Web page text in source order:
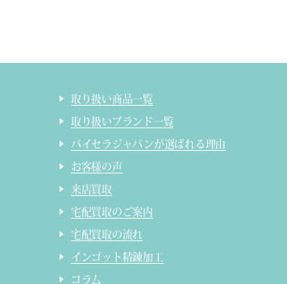
取り扱い商品一覧
取り扱いブランド一覧
バイセラジャパンが選ばれる理由
お客様の声
来店買取
宅配買取のご案内
宅配買取の流れ
インゴット精錬加工
コラム